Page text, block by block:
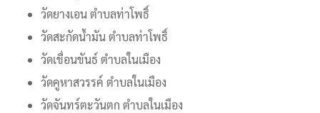
วัดยางเอน ตำบลท่าโพธิ์
วัดสะกัดน้ำมัน ตำบลท่าโพธิ์
วัดเขื่อนขันธ์ ตำบลในเมือง
วัดคูหาสวรรค์ ตำบลในเมือง
วัดจันทร์ตะวันตก ตำบลในเมือง